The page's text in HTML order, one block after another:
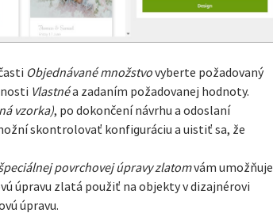
Objednávané množstvovyberte požadovaný
Vlastnéa zadaním požadovanej hodnoty.
vzorka), po dokončení návrhu a odoslaní
skontrolovať konfiguráciu a uistiť sa, že
povrchovej úpravy zlatomvám umožňuje
úpravu zlatá použiť na objekty v dizajnérovi
úpravu.